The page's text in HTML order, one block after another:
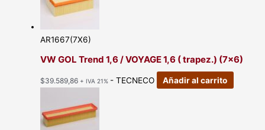
AR1667(7X6)
VW GOL Trend 1,6 / VOYAGE 1,6 ( trapez.) (7×6)
$39.589,86 + IVA 21% - TECNECO Añadir al carrito